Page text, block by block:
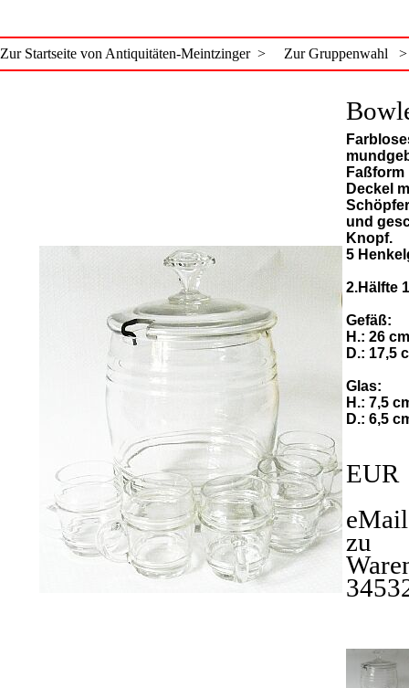
Zur Startseite von Antiquitäten-Meintzinger > Zur Gruppenwahl >
Faßform
Deckel
und
Knopf.
5
2.Hälfte
Gefäß:
H.: 26 cm
D.: 17,5
Glas:
H.: 7,5
D.: 6,5
zu